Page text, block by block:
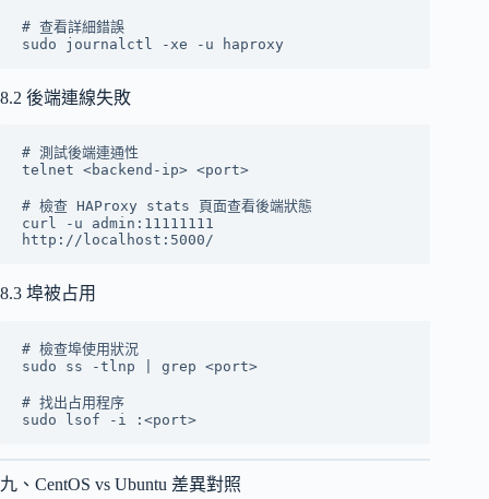
# 查看詳細錯誤
8.2 後端連線失敗
# 測試後端連通性
telnet <backend-ip> <port>
# 檢查 HAProxy stats 頁面查看後端狀態
curl -u admin:11111111
8.3 埠被占用
# 檢查埠使用狀況
sudo ss -tlnp | grep <port>
# 找出占用程序
九、CentOS vs Ubuntu 差異對照